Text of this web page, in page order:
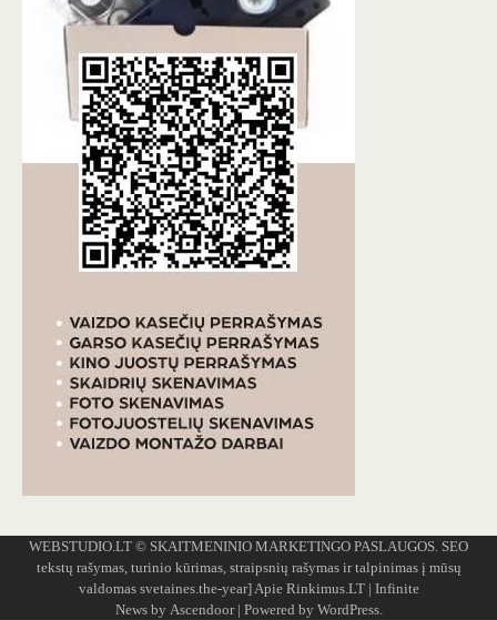
WEBSTUDIO.LT © SKAITMENINIO MARKETINGO PASLAUGOS. SEO
tekstų rašymas, turinio kūrimas, straipsnių rašymas ir talpinimas į mūsų
valdomas svetaines.the-year]Apie Rinkimus.LT| Infinite
News by Ascendoor| Powered by WordPress.